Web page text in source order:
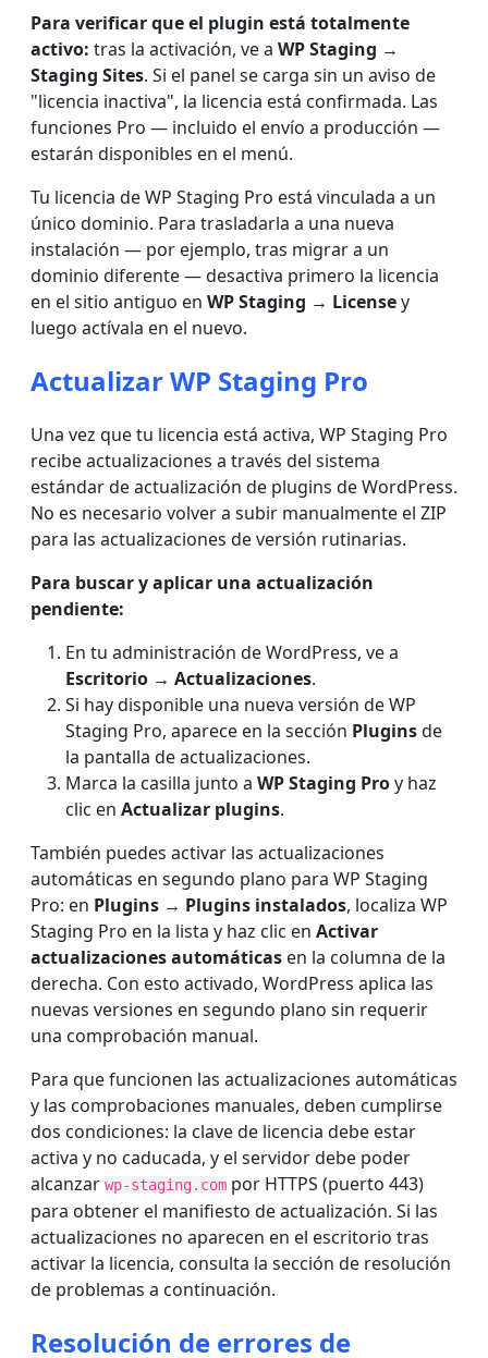
Para verificar que el plugin está totalmente
activo: tras la activación, ve a WP Staging →
Staging Sites. Si el panel se carga sin un aviso de
"licencia inactiva", la licencia está confirmada. Las
funciones Pro — incluido el envío a producción —
estarán disponibles en el menú.
Tu licencia de WP Staging Pro está vinculada a un
único dominio. Para trasladarla a una nueva
instalación — por ejemplo, tras migrar a un
dominio diferente — desactiva primero la licencia
en el sitio antiguo en WP Staging → Licensey
luego actívala en el nuevo.
Actualizar WP Staging Pro
Una vez que tu licencia está activa, WP Staging Pro
recibe actualizaciones a través del sistema
estándar de actualización de plugins de WordPress.
No es necesario volver a subir manualmente el ZIP
para las actualizaciones de versión rutinarias.
Para buscar y aplicar una actualización
pendiente:
En tu administración de WordPress, ve a
Escritorio → Actualizaciones.
Si hay disponible una nueva versión de WP
Staging Pro, aparece en la sección Pluginsde
la pantalla de actualizaciones.
Marca la casilla junto a WP Staging Proy haz
clic en Actualizar plugins.
También puedes activar las actualizaciones
automáticas en segundo plano para WP Staging
Pro: en Plugins → Plugins instalados, localiza WP
Staging Pro en la lista y haz clic en Activar
actualizaciones automáticas en la columna de la
derecha. Con esto activado, WordPress aplica las
nuevas versiones en segundo plano sin requerir
una comprobación manual.
Para que funcionen las actualizaciones automáticas
y las comprobaciones manuales, deben cumplirse
dos condiciones: la clave de licencia debe estar
activa y no caducada, y el servidor debe poder
alcanzar wp-staging.com por HTTPS (puerto 443)
para obtener el manifiesto de actualización. Si las
actualizaciones no aparecen en el escritorio tras
activar la licencia, consulta la sección de resolución
de problemas a continuación.
Resolución de errores de